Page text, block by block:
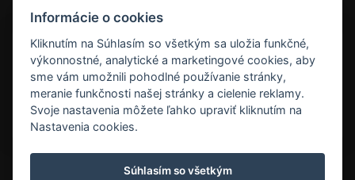
NEWSLETTER
ODOBERAŤ
Informácie o cookies
Kliknutím na Súhlasím so všetkým sa uložia funkčné,
výkonnostné, analytické a marketingové cookies, aby
sme vám umožnili pohodlné používanie stránky,
meranie funkčnosti našej stránky a cielenie reklamy.
Svoje nastavenia môžete ľahko upraviť kliknutím na
Nastavenia cookies.
Súhlasím so všetkým